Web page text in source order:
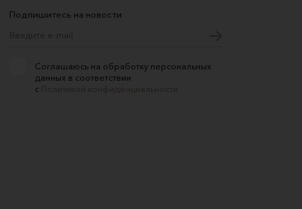
Подпишитесь на новости
Соглашаюсь на обработку персональных
данных в соответствии
с